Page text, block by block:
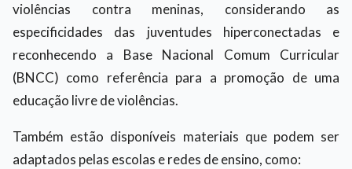
violências contra meninas, considerando as
especificidades das juventudes hiperconectadas e
reconhecendo a Base Nacional Comum Curricular
(BNCC) como referência para a promoção de uma
educação livre de violências.
Também estão disponíveis materiais que podem ser
adaptados pelas escolas e redes de ensino, como: